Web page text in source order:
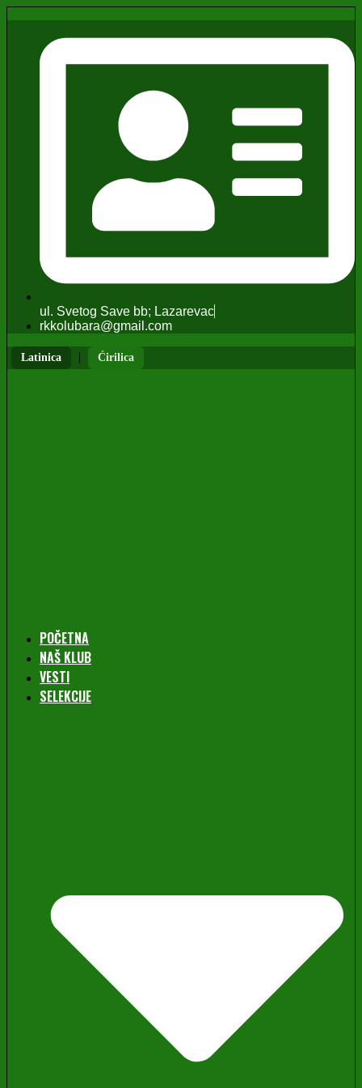
ul. Svetog Save bb; Lazarevac
rkkolubara@gmail.com
Latinica | Ćirilica
POČETNA
NAŠ KLUB
VESTI
SELEKCIJE